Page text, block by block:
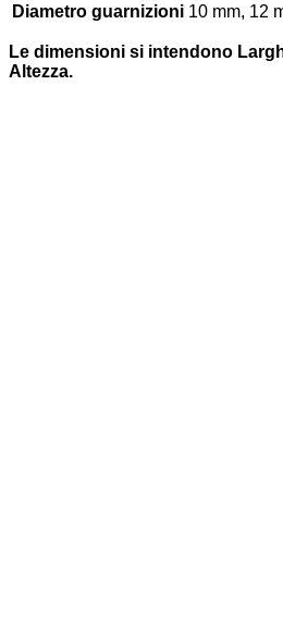
Diametro guarnizioni 10 mm, 12
Le dimensioni si intendono
Altezza.